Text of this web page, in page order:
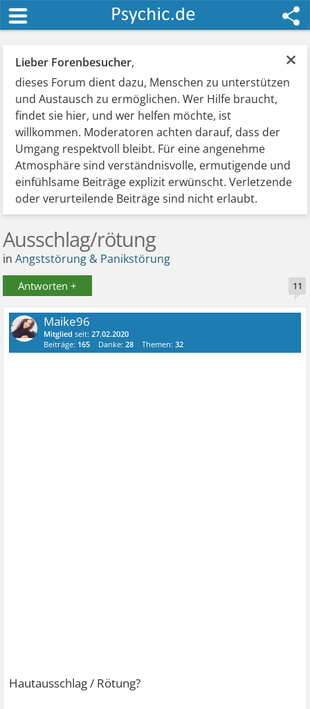
×
Lieber Forenbesucher,
dieses Forum dient dazu, Menschen zu unterstützen
und Austausch zu ermöglichen. Wer Hilfe braucht,
findet sie hier, und wer helfen möchte, ist
willkommen. Moderatoren achten darauf, dass der
Umgang respektvoll bleibt. Für eine angenehme
Atmosphäre sind verständnisvolle, ermutigende und
einfühlsame Beiträge explizit erwünscht. Verletzende
oder verurteilende Beiträge sind nicht erlaubt.
Ausschlag/rötung
inAngststörung & Panikstörung
Antworten + 11
Maike96
Mitglied seit:27.02.2020
Beiträge: 165 Danke:28 Themen:32
Hautausschlag / Rötung?